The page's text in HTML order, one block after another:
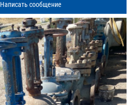
Написать сообщение